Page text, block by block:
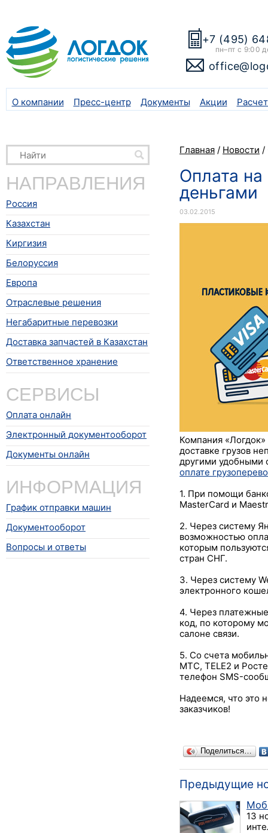
+7 (495)
пн–пт с 9:00
О компании Пресс-центр Документы Акции
НАПРАВЛЕНИЯ
Россия
Казахстан
Киргизия
Белоруссия
Европа
Отраслевые решения
Негабаритные перевозки
Доставка запчастей в Казахстан
Ответственное хранение
СЕРВИСЫ
Оплата онлайн
Электронный документооборот
Документы онлайн
ИНФОРМАЦИЯ
График отправки машин
Документооборот
Вопросы и ответы
Главная / Новости /
Оплата
деньгами
03.02.2015
Компания
доставке грузов
другими удобными
оплате
1. При помощи
MasterCard и
2. Через систему
возможностью
которым
стран СНГ.
3. Через систему
электронного
4. Через
код, по которому
салоне связи.
5. Со счета
МТС, TELE2 и
телефон SMS-
Надеемся, что это
заказчиков!
Поделиться…
Предыдущие
13